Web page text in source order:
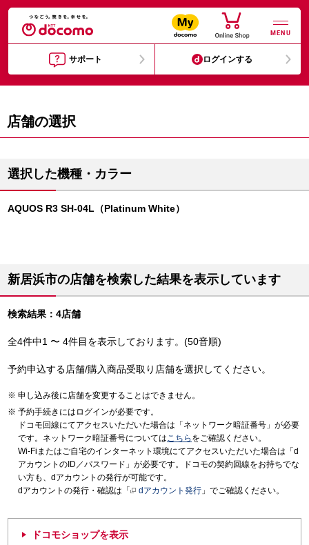
MENU
サポート ログインする
店舗の選択
選択した機種・カラー
AQUOS R3 SH-04L（Platinum White）
新居浜市の店舗を検索した結果を表示しています
検索結果：4店舗
全4件中1 〜 4件目を表示しております。(50音順)
予約申込する店舗/購入商品受取り店舗を選択してください。
申し込み後に店舗を変更することはできません。
予約手続きにはログインが必要です。
ドコモ回線にてアクセスいただいた場合は「ネットワーク暗証番号」が必要
です。ネットワーク暗証番号についてはこちら をご確認ください。
Wi-Fiまたはご自宅のインターネット環境にてアクセスいただいた場合は「d
アカウントのID／パスワード」が必要です。ドコモの契約回線をお持ちでな
い方も、dアカウントの発行が可能です。
dアカウントの発行・確認は「
dアカウント発行 」でご確認ください。
ドコモショップを表示